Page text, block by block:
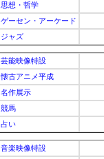
思想・哲学
ゲーセン・アーケード
ジャズ
芸能映像特設
懐古アニメ平成
名作展示
競馬
占い
音楽映像特設